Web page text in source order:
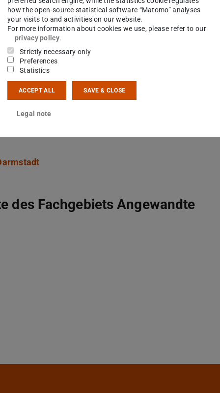
Universität Darmstadt, Prof. Dr. Tanja Brühl
Körperschaft des öffentlichen
HHG (Hessisches Hochschulgesetz vom 14.
Treten des TU Darmstadt-Gesetzes (Gesetz
Universität Darmstadt vom 05.
14. Dezember 2009, GVBl. I S. 699) ist sie
des Fachgebiets Angewandte
how the open-source statistical software “Matomo” analyses
your visits to and activities on our website.
For more information about cookies we use, please refer to our
privacy policy.
Strictly necessary only
Preferences
Statistics
ACCEPT ALL SAVE & CLOSE
Legal note